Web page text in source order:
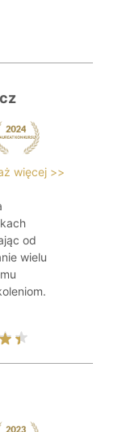
więcej >>
od
wielu